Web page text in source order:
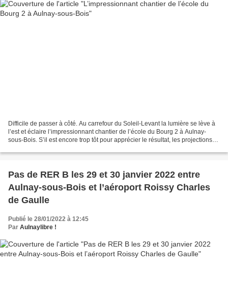
Difficile de passer à côté. Au carrefour du Soleil-Levant la lumière se lève à
l’est et éclaire l’impressionnant chantier de l’école du Bourg 2 à Aulnay-
sous-Bois. S’il est encore trop tôt pour apprécier le résultat, les projections
Pas de RER B les 29 et 30 janvier 2022 entre
Aulnay-sous-Bois et l’aéroport Roissy Charles
de Gaulle
Publié le 28/01/2022 à 12:45
Par Aulnaylibre !